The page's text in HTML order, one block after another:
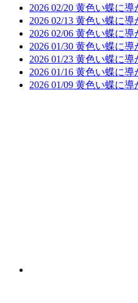
2026 02/20 黄色い蝶に
2026 02/13 黄色い蝶に
2026 02/06 黄色い蝶に
2026 01/30 黄色い蝶に
2026 01/23 黄色い蝶に
2026 01/16 黄色い蝶に
2026 01/09 黄色い蝶に